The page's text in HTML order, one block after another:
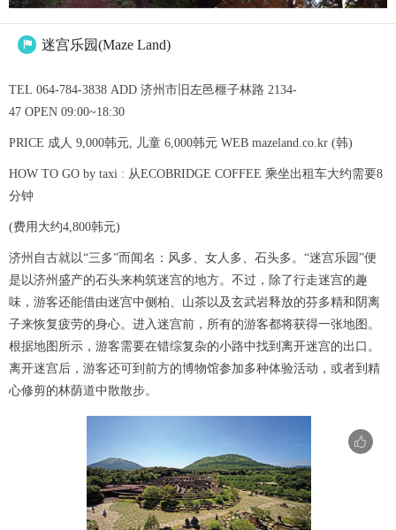
 迷宫乐园(Maze Land)
TEL 064-784-3838 ADD 济州市旧左邑榧子林路 2134-
47 OPEN 09:00~18:30
PRICE 成人 9,000韩元, 儿童 6,000韩元 WEB mazeland.co.kr (韩)
HOW TO GO by taxi : 从ECOBRIDGE COFFEE 乘坐出租车大约需要8
分钟
(费用大约4,800韩元)
济州自古就以“三多”而闻名：风多、女人多、石头多。“迷宫乐园”便
是以济州盛产的石头来构筑迷宫的地方。不过，除了行走迷宫的趣
味，游客还能借由迷宫中侧柏、山茶以及玄武岩释放的芬多精和阴离
子来恢复疲劳的身心。进入迷宫前，所有的游客都将获得一张地图。
根据地图所示，游客需要在错综复杂的小路中找到离开迷宫的出口。
离开迷宫后，游客还可到前方的博物馆参加多种体验活动，或者到精
心修剪的林荫道中散散步。